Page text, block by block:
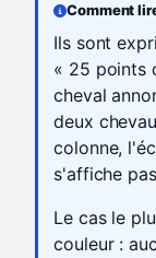
Comment
Ils sont
« 25 points
cheval
deux
colonne,
s'affiche
Le cas le
couleur :